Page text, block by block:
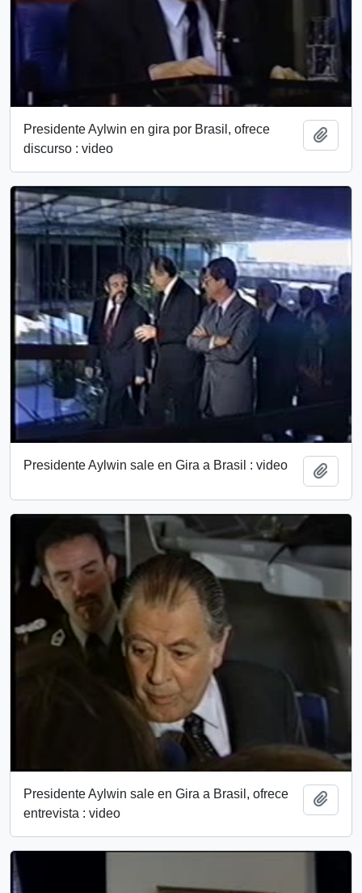
Presidente Aylwin en gira por Brasil, ofrece
discurso : video
Presidente Aylwin sale en Gira a Brasil : video
Presidente Aylwin sale en Gira a Brasil, ofrece
entrevista : video